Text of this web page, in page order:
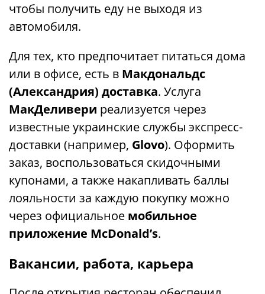
чтобы получить еду не выходя из
автомобиля.
Для тех, кто предпочитает питаться дома
или в офисе, есть в Макдональдс
(Александрия) доставка. Услуга
МакДеливери реализуется через
известные украинские службы экспресс-
доставки (например, Glovo). Оформить
заказ, воспользоваться скидочными
купонами, а также накапливать баллы
лояльности за каждую покупку можно
через официальное мобильное
приложение McDonald’s.
Вакансии, работа, карьера